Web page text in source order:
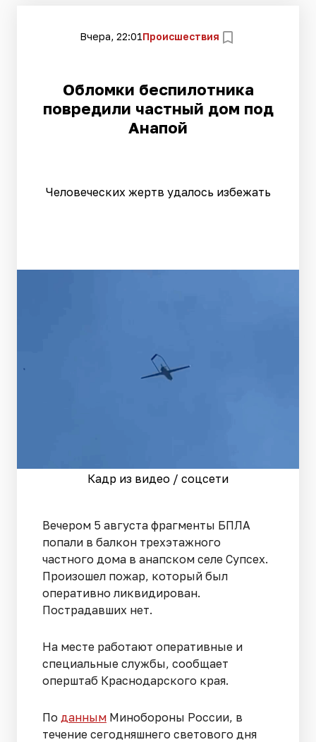
Вчера, 22:01Происшествия
Обломки беспилотника
повредили частный дом под
Анапой
Человеческих жертв удалось избежать
Кадр из видео / соцсети
Вечером 5 августа фрагменты БПЛА
попали в балкон трехэтажного
частного дома в анапском селе Супсех.
Произошел пожар, который был
оперативно ликвидирован.
Пострадавших нет.
На месте работают оперативные и
специальные службы, сообщает
оперштаб Краснодарского края.
По данным Минобороны России, в
течение сегодняшнего светового дня